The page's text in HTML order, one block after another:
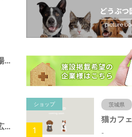
長良川南部多目的広場（岐阜県羽島市）
木曽川ふれあいの里広場（岐阜県羽島市）
ショップ 茨城県
-
1